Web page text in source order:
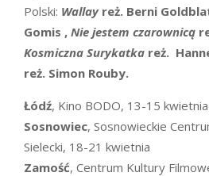
Polski: Wallayreż. Berni
Gomis , Nie jestem czarownicą
Kosmiczna Surykatka reż.
reż. Simon Rouby.
Łódź, Kino BODO, 13-15 kwietnia
Sosnowiec, Sosnowieckie
Sielecki, 18-21 kwietnia
Zamość, Centrum Kultury